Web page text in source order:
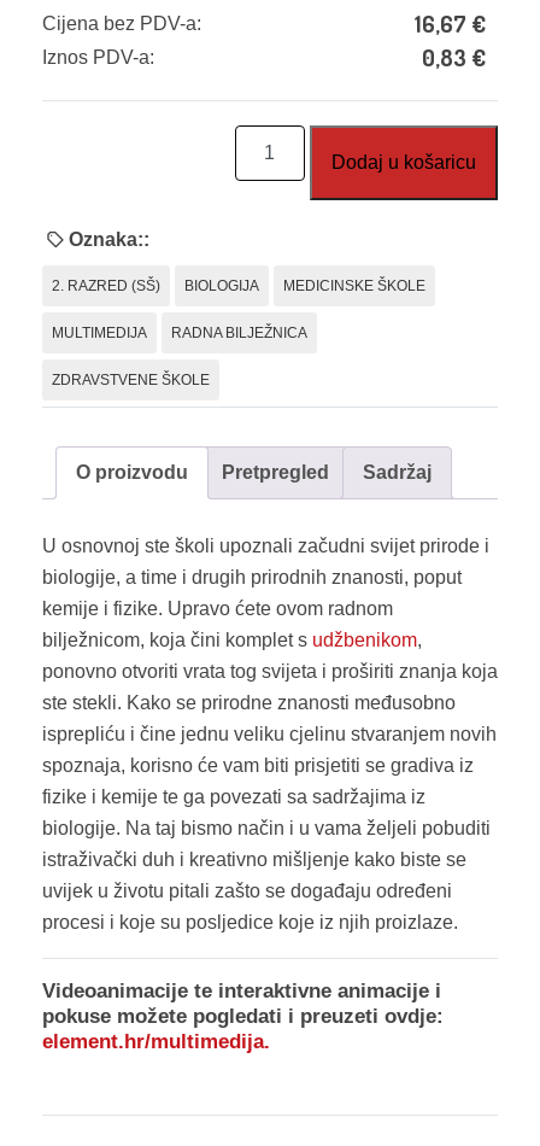
Cijena bez PDV-a: 16,67 €
Iznos PDV-a: 0,83 €
za
med.
Dodaj u košaricu
Oznaka::
2. RAZRED (SŠ) BIOLOGIJA MEDICINSKE ŠKOLE
MULTIMEDIJA RADNA BILJEŽNICA
ZDRAVSTVENE ŠKOLE
O proizvodu Pretpregled Sadržaj
U osnovnoj ste školi upoznali začudni svijet prirode i
biologije, a time i drugih prirodnih znanosti, poput
kemije i fizike. Upravo ćete ovom radnom
bilježnicom, koja čini komplet s udžbenikom,
ponovno otvoriti vrata tog svijeta i proširiti znanja koja
ste stekli. Kako se prirodne znanosti međusobno
isprepliću i čine jednu veliku cjelinu stvaranjem novih
spoznaja, korisno će vam biti prisjetiti se gradiva iz
fizike i kemije te ga povezati sa sadržajima iz
biologije. Na taj bismo način i u vama željeli pobuditi
istraživački duh i kreativno mišljenje kako biste se
uvijek u životu pitali zašto se događaju određeni
procesi i koje su posljedice koje iz njih proizlaze.
Videoanimacije te interaktivne animacije i
pokuse možete pogledati i preuzeti ovdje:
element.hr/multimedija.